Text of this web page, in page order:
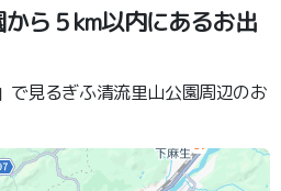
ら５km以内にあるお出
で見るぎふ清流里山公園周辺のお